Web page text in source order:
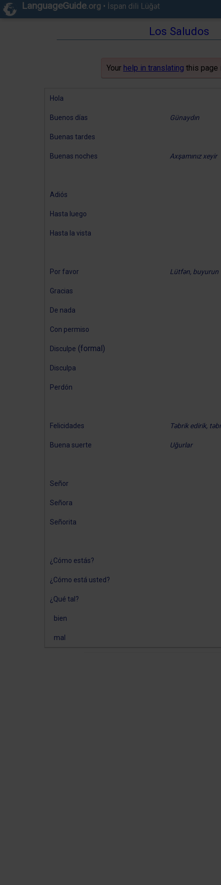
LanguageGuide.org • İspan dili Lüğət
Los Saludos
Your help in translating this page
Hola
Buenos días Günaydın
Buenas tardes
Buenas noches Axşamınız xeyir
Adiós
Hasta luego
Hasta la vista
Por favor Lütfən, buyurun
Gracias
De nada
Con permiso
Disculpe (formal)
Disculpa
Perdón
Felicidades Təbrik edirik,
Buena suerte Uğurlar
Señor
Señora
Señorita
¿Cómo estás?
¿Cómo está usted?
¿Qué tal?
bien
mal